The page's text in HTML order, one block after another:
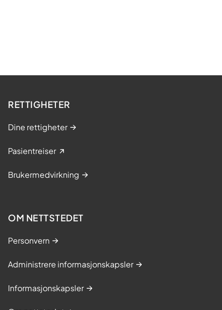
RETTIGHETER
Dine rettigheter
Pasientreiser
Brukermedvirkning
OM NETTSTEDET
Personvern
Administrere informasjonskapsler
Informasjonskapsler